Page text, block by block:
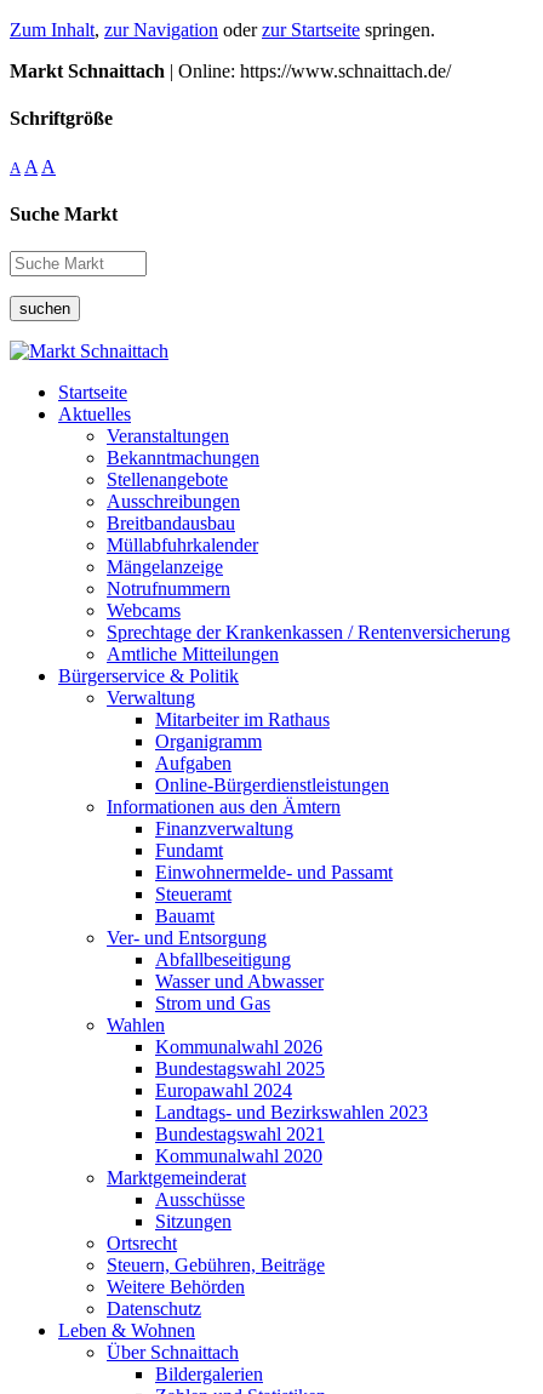
Zum Inhalt, zur Navigation oderzur Startseite springen.
Markt Schnaittach | Online: https://www.schnaittach.de/
Schriftgröße
A A A
Suche Markt
suchen
Startseite
Aktuelles
Veranstaltungen
Bekanntmachungen
Stellenangebote
Ausschreibungen
Breitbandausbau
Müllabfuhrkalender
Mängelanzeige
Notrufnummern
Webcams
Sprechtage der Krankenkassen / Rentenversicherung
Amtliche Mitteilungen
Bürgerservice & Politik
Verwaltung
Mitarbeiter im Rathaus
Organigramm
Aufgaben
Online-Bürgerdienstleistungen
Informationen aus den Ämtern
Finanzverwaltung
Fundamt
Einwohnermelde- und Passamt
Steueramt
Bauamt
Ver- und Entsorgung
Abfallbeseitigung
Wasser und Abwasser
Strom und Gas
Wahlen
Kommunalwahl 2026
Bundestagswahl 2025
Europawahl 2024
Landtags- und Bezirkswahlen 2023
Bundestagswahl 2021
Kommunalwahl 2020
Marktgemeinderat
Ausschüsse
Sitzungen
Ortsrecht
Steuern, Gebühren, Beiträge
Weitere Behörden
Datenschutz
Leben & Wohnen
Über Schnaittach
Bildergalerien